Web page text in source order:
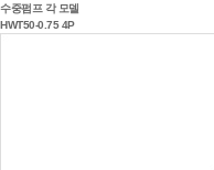
수중펌프 각 모델
HWT50-0.75 4P